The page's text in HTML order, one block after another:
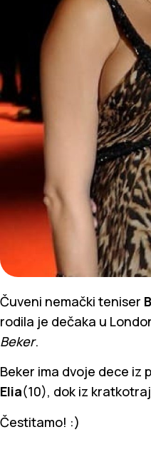
Čuveni nemački teniser
rodila je dečaka u
Beker.
Beker ima dvoje dece iz
Elia(10), dok iz
Čestitamo! :)